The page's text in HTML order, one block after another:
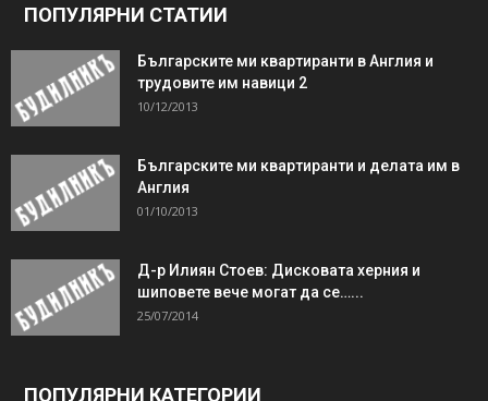
ПОПУЛЯРНИ СТАТИИ
Българските ми квартиранти в Англия и
трудовите им навици 2
10/12/2013
Българските ми квартиранти и делата им в
Англия
01/10/2013
Д-р Илиян Стоев: Дисковата херния и
шиповете вече могат да се…...
25/07/2014
ПОПУЛЯРНИ КАТЕГОРИИ